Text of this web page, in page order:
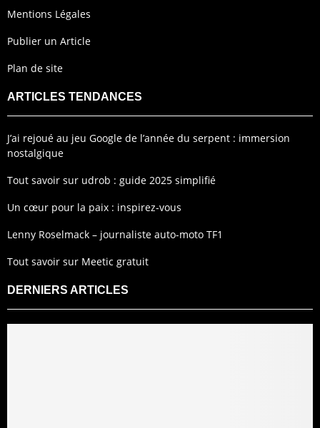
Mentions Légales
Publier un Article
Plan de site
ARTICLES TENDANCES
J’ai rejoué au jeu Google de l’année du serpent : immersion
nostalgique
Tout savoir sur udrob : guide 2025 simplifié
Un cœur pour la paix : inspirez-vous
Lenny Roselmack – journaliste auto-moto TF1
Tout savoir sur Meetic gratuit
DERNIERS ARTICLES